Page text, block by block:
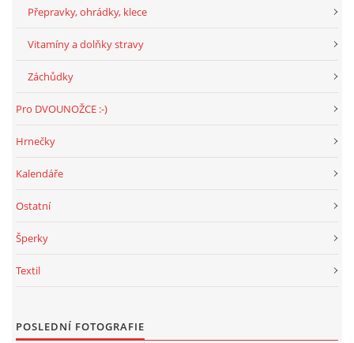
Přepravky, ohrádky, klece
Vitamíny a dolňky stravy
Záchůdky
Pro DVOUNOŽCE :-)
Hrnečky
Kalendáře
Ostatní
Šperky
Textil
POSLEDNÍ FOTOGRAFIE